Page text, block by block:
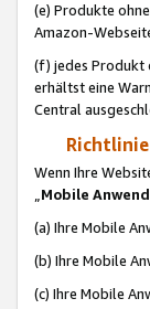
(e) Produkte
Amazon-
(f) jedes Produkt
erhältst eine
Central
Wenn Ihre
„Mobile
(a) Ihre Mobile
(b) Ihre Mobile
(c) Ihre Mobile